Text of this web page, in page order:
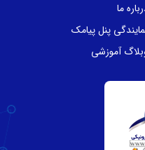
ما
پنل پیامک
آموزشی